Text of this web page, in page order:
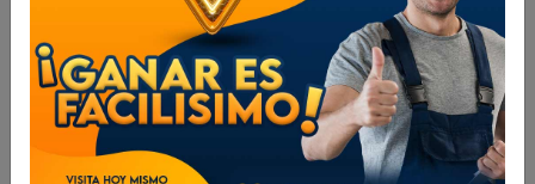
LLAVE MIXTA STANLEY 19 STMT80233-840
SKU....66420070
DESCRIPCIÓN...